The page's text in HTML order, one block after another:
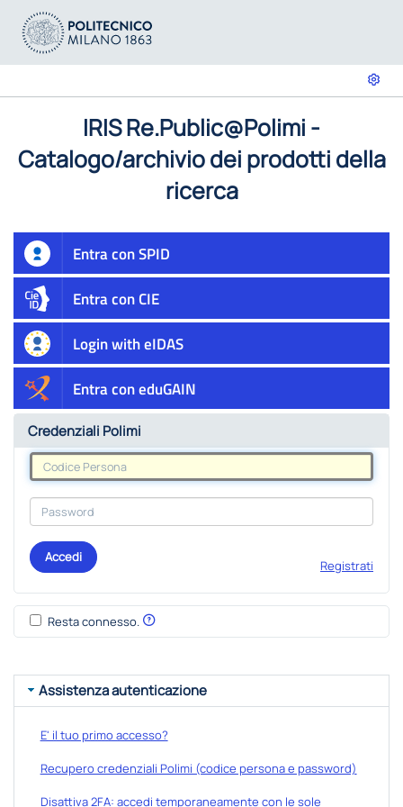
IRIS Re.Public@Polimi -
Catalogo/archivio dei prodotti della
ricerca
Entra con SPID
Entra con CIE
Login with eIDAS
Entra con eduGAIN
Credenziali Polimi
Accedi
Registrati
Resta connesso.
Assistenza autenticazione
E' il tuo primo accesso?
Recupero credenziali Polimi (codice persona e password)
Disattiva 2FA: accedi temporaneamente con le sole